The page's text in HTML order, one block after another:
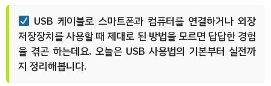
USB 케이블로 스마트폰과 컴퓨터를 연결하거나 외장
저장장치를 사용할 때 제대로 된 방법을 모르면 답답한 경험
을 겪곤 하는데요. 오늘은 USB 사용법의 기본부터 실전까
지 정리해봅니다.